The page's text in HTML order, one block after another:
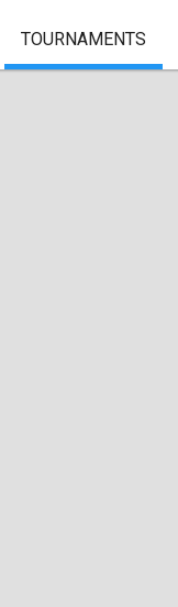
TOURNAMENTS